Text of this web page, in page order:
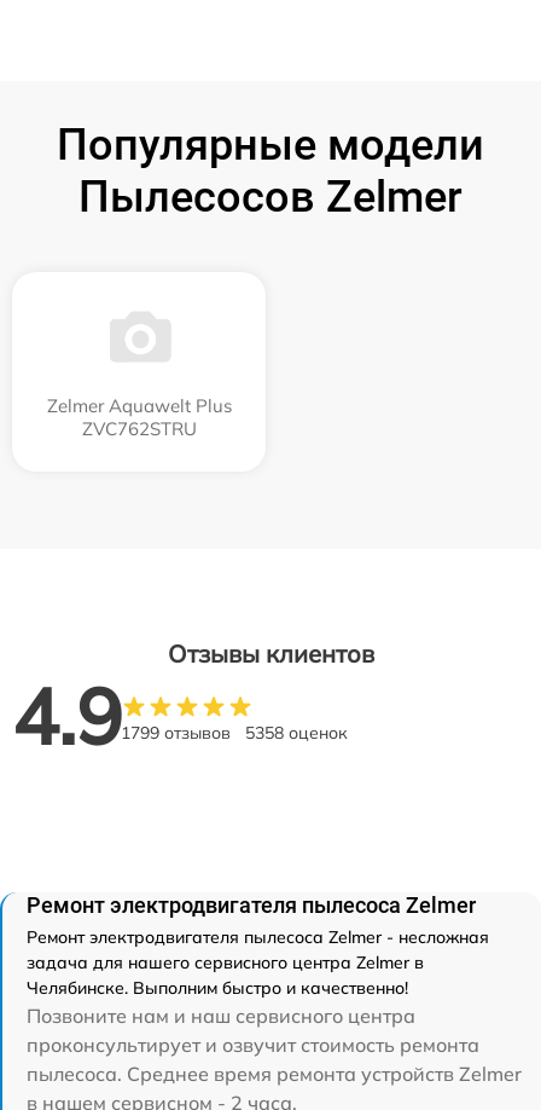
Популярные модели
Пылесосов Zelmer
Zelmer Aquawelt Plus
ZVC762STRU
Отзывы клиентов
4.91799 отзывов 5358 оценок
Ремонт электродвигателя пылесоса Zelmer
Ремонт электродвигателя пылесоса Zelmer - несложная
задача для нашего сервисного центра Zelmer в
Челябинске. Выполним быстро и качественно!
Позвоните нам и наш сервисного центра
проконсультирует и озвучит стоимость ремонта
пылесоса. Среднее время ремонта устройств Zelmer
в нашем сервисном - 2 часа.